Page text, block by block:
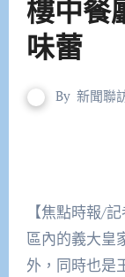
樓中餐
味蕾
By 新聞聯
【焦點時報/
區內的義大皇
外，同時也是